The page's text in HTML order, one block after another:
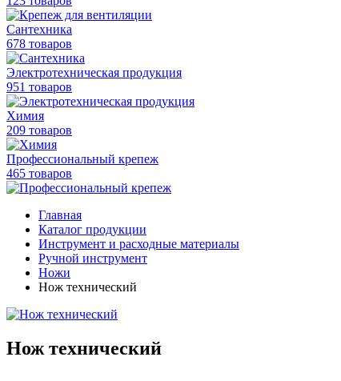
Сантехника
678 товаров
Электротехническая продукция
951 товаров
Химия
209 товаров
Профессиональный крепеж
465 товаров
Главная
Каталог продукции
Инструмент и расходные материалы
Ручной инструмент
Ножи
Нож технический
Нож технический